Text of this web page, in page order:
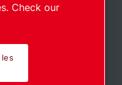
Check our